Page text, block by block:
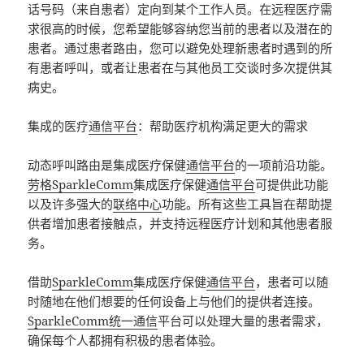
话号码（来自患者）定向到某个工作人员。在远程医疗需
求很高的时候，您希望能够容纳您当前的患者以及潜在的
患者。通过患者路由，您可以避免处理新患者时遇到的所
有患者呼叫，或者让患者在与其他员工交谈时多次提供其
病史。
集成的医疗通信平台：帮助医疗机构满足更大的需求
动态呼叫路由是集成医疗保健通信平台的一项前沿功能。
劳格SparkleComm集成医疗保健通信平台可提供此功能
以及许多强大的联络中心功能。所有这些工具旨在帮助提
供者增加患者接触点，并支持远程医疗计划和其他患者服
务。
借助SparkleComm集成医疗保健通信平台，患者可以随
时随地在他们想要的任何设备上与他们的提供者连接。
SparkleComm统一通信平台可以处理大量的患者需求，
确保每个人都拥有积极的患者体验。